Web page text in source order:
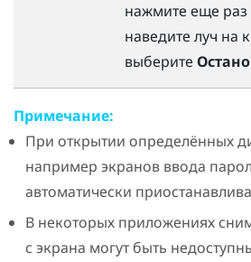
нажмите еще раз
наведите луч на
выберите
Примечание:
При открытии определённых
например экранов ввода
автоматически
В некоторых приложениях
с экрана могут быть